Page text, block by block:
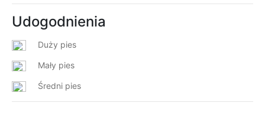
Udogodnienia
Duży pies
Mały pies
Średni pies